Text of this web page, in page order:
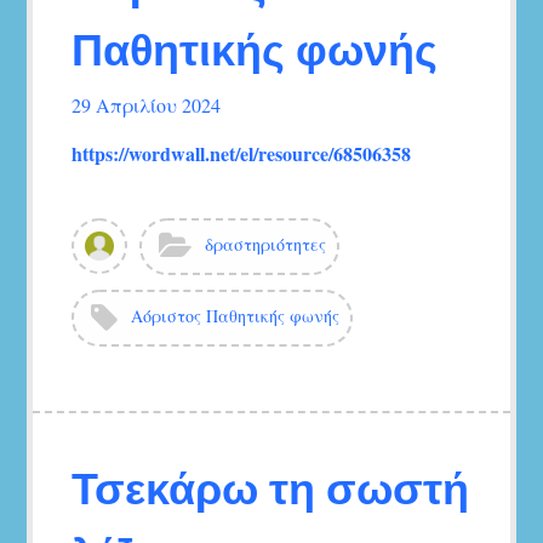
Παθητικής φωνής
29 Απριλίου 2024
https://wordwall.net/el/resource/68506358
Δείτε
όλα
τα
άρθρα
του/
ΧΡΥΣΟΥΛΑ
Κατηγορίες:δραστηριότητες
Ετικέτες:Αόριστος Παθητικής φωνής
Τσεκάρω τη σωστή